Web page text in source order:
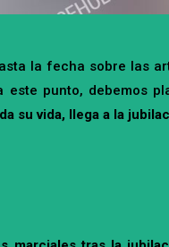
la fecha sobre las
este punto, debemos
su vida, llega a la